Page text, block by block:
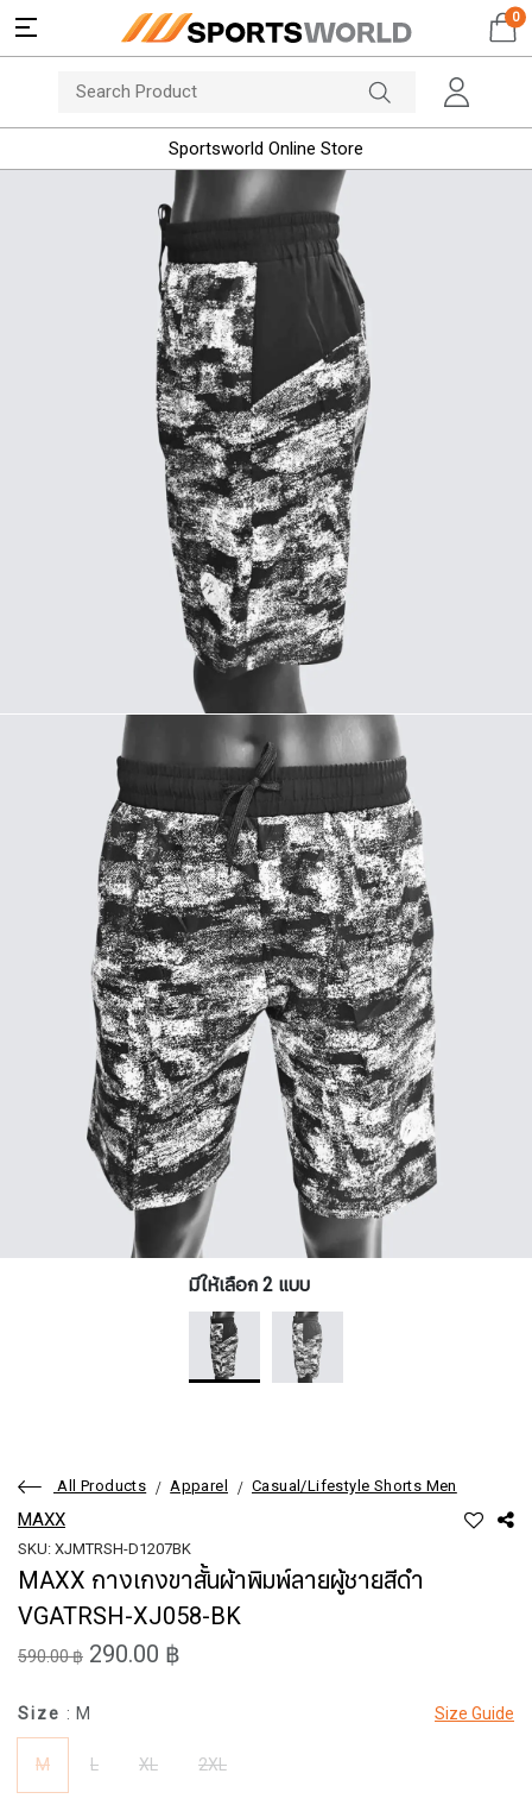
0
Sportsworld Online Store
มีให้เลือก 2 แบบ
All Products Apparel Casual/Lifestyle Shorts Men
MAXX
SKU: XJMTRSH-D1207BK
MAXX กางเกงขาสั้นผ้าพิมพ์ลายผู้ชายสีดำ
VGATRSH-XJ058-BK
590.00 ฿ 290.00 ฿
Size Guide
Size : M
M L XL 2XL